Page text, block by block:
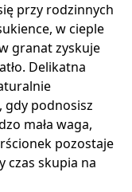
przy rodzinnych
w cieple
granat zyskuje
Delikatna
gdy podnosisz
mała waga,
pozostaje
czas skupia na